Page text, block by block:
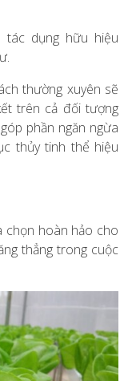
tác dụng hữu hiệu
thường xuyên sẽ
trên cả đối tượng
phần ngăn ngừa
thủy tinh thể hiệu
chọn hoàn hảo cho
thẳng trong cuộc